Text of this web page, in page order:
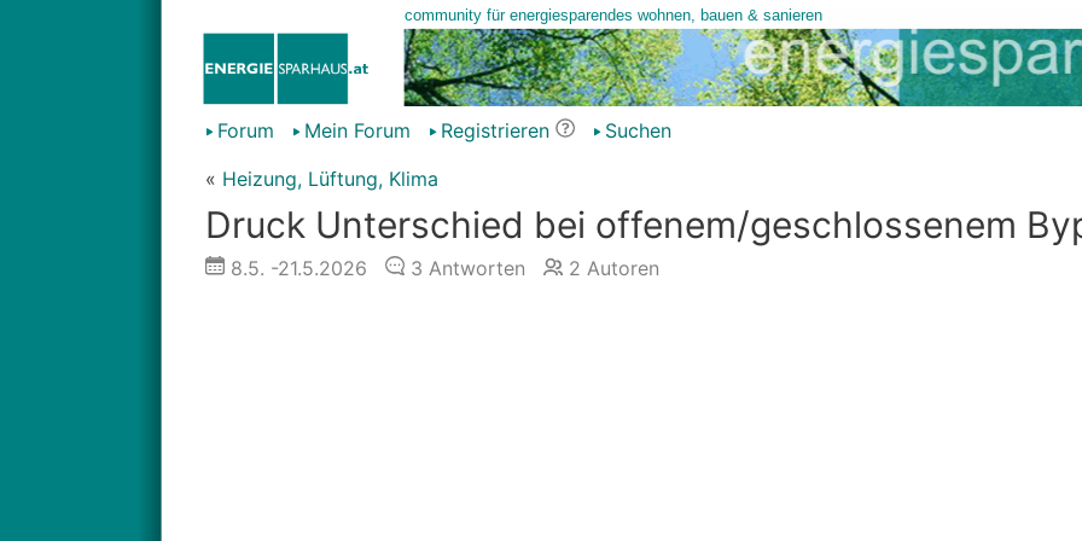
Forum Mein Forum Registrieren
Suchen
« Heizung, Lüftung, Klima
Druck Unterschied bei offenem/geschlossenem
8.5. -21.5.2026 3 Antworten 2 Autoren